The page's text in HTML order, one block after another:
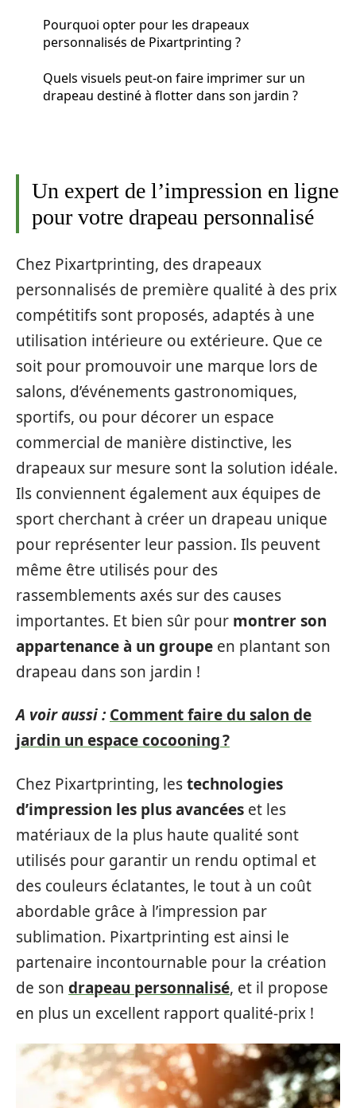
Pourquoi opter pour les drapeaux
personnalisés de Pixartprinting ?
Quels visuels peut-on faire imprimer sur un
drapeau destiné à flotter dans son jardin ?
Un expert de l’impression en ligne
pour votre drapeau personnalisé
Chez Pixartprinting, des drapeaux
personnalisés de première qualité à des prix
compétitifs sont proposés, adaptés à une
utilisation intérieure ou extérieure. Que ce
soit pour promouvoir une marque lors de
salons, d’événements gastronomiques,
sportifs, ou pour décorer un espace
commercial de manière distinctive, les
drapeaux sur mesure sont la solution idéale.
Ils conviennent également aux équipes de
sport cherchant à créer un drapeau unique
pour représenter leur passion. Ils peuvent
même être utilisés pour des
rassemblements axés sur des causes
importantes. Et bien sûr pour montrer son
appartenance à un groupe en plantant son
drapeau dans son jardin !
A voir aussi : Comment faire du salon de
jardin un espace cocooning ?
Chez Pixartprinting, lestechnologies
d’impression les plus avancées et les
matériaux de la plus haute qualité sont
utilisés pour garantir un rendu optimal et
des couleurs éclatantes, le tout à un coût
abordable grâce à l’impression par
sublimation. Pixartprinting est ainsi le
partenaire incontournable pour la création
de son drapeau personnalisé, et il propose
en plus un excellent rapport qualité-prix !